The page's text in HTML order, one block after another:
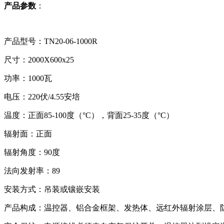
产品参数 ：
产品型号： TN20-06-1000R
尺寸： 2000X600x25
功率： 1000瓦
电压： 220伏/4.55安培
温度：正面85-100度（°C），背面25-35度（°C）
辐射面：正面
辐射角度： 90度
法向发射率： 89
安装方式：吊装或镶嵌安装
产品构成：温控器、铝合金框架、发热体、远红外辐射涂层、